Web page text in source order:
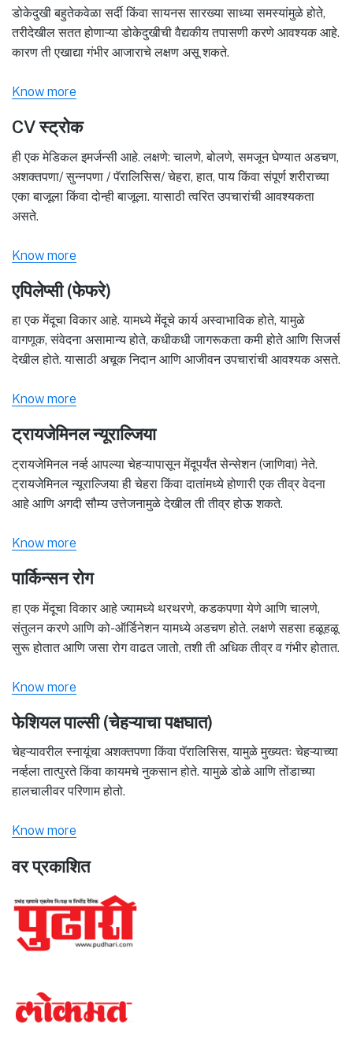
डोकेदुखी बहुतेकवेळा सर्दी किंवा सायनस सारख्या साध्या समस्यांमुळे होते,
तरीदेखील सतत होणाऱ्या डोकेदुखीची वैद्यकीय तपासणी करणे आवश्यक आहे.
कारण ती एखाद्या गंभीर आजाराचे लक्षण असू शकते.
Know more
CV स्ट्रोक
ही एक मेडिकल इमर्जन्सी आहे. लक्षणे: चालणे, बोलणे, समजून घेण्यात अडचण,
अशक्तपणा/ सुन्नपणा / पॅरालिसिस/ चेहरा, हात, पाय किंवा संपूर्ण शरीराच्या
एका बाजूला किंवा दोन्ही बाजूला. यासाठी त्वरित उपचारांची आवश्यकता
असते.
Know more
एपिलेप्सी (फेफरे)
हा एक मेंदूचा विकार आहे. यामध्ये मेंदूचे कार्य अस्वाभाविक होते, यामुळे
वागणूक, संवेदना असामान्य होते, कधीकधी जागरूकता कमी होते आणि सिजर्स
देखील होते. यासाठी अचूक निदान आणि आजीवन उपचारांची आवश्यक असते.
Know more
ट्रायजेमिनल न्यूराल्जिया
ट्रायजेमिनल नर्व्ह आपल्या चेहऱ्यापासून मेंदूपर्यंत सेन्सेशन (जाणिवा) नेते.
ट्रायजेमिनल न्यूराल्जिया ही चेहरा किंवा दातांमध्ये होणारी एक तीव्र वेदना
आहे आणि अगदी सौम्य उत्तेजनामुळे देखील ती तीव्र होऊ शकते.
Know more
पार्किन्सन रोग
हा एक मेंदूचा विकार आहे ज्यामध्ये थरथरणे, कडकपणा येणे आणि चालणे,
संतुलन करणे आणि को-ऑर्डिनेशन यामध्ये अडचण होते. लक्षणे सहसा हळूहळू
सुरू होतात आणि जसा रोग वाढत जातो, तशी ती अधिक तीव्र व गंभीर होतात.
Know more
फेशियल पाल्सी (चेहऱ्याचा पक्षघात)
चेहऱ्यावरील स्नायूंचा अशक्तपणा किंवा पॅरालिसिस, यामुळे मुख्यतः चेहऱ्याच्या
नर्व्हला तात्पुरते किंवा कायमचे नुकसान होते. यामुळे डोळे आणि तोंडाच्या
हालचालीवर परिणाम होतो.
Know more
वर प्रकाशित